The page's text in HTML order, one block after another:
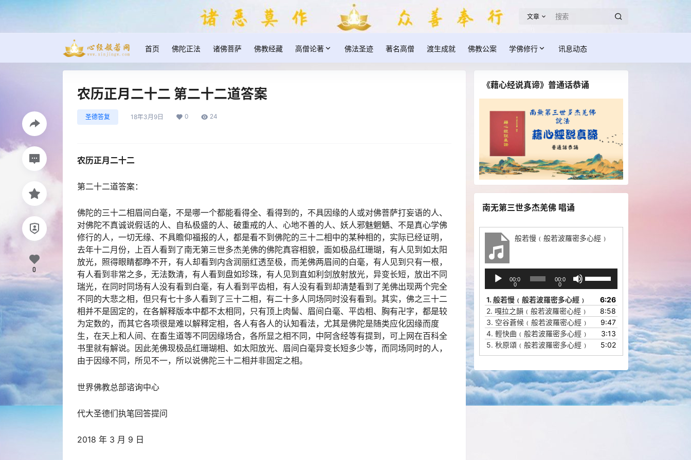
文章
首页 佛陀正法 诸佛菩萨 佛教经藏 高僧论著 佛法圣迹 著名高僧 渡生成就 佛教公案 学佛修行 讯息动态
农历正月二十二 第二十二道答案
圣德答复 18年3月9日 0 24
农历正月二十二
第二十二道答案：
佛陀的三十二相眉间白毫，不是哪一个都能看得全、看得到的，不具因缘的人或对佛菩萨打妄语的人、
对佛陀不真诚说假话的人、自私极盛的人、破重戒的人、心地不善的人、妖人邪魅魍魉、不是真心学佛
修行的人，一切无缘、不具瞻仰福报的人，都是看不到佛陀的三十二相中的某种相的，实际已经证明，
去年十二月份，上百人看到了南无第三世多杰羌佛的佛陀真容相貌，面如极品红珊瑚，有人见到如太阳
放光，照得眼睛都睁不开，有人却看到内含润丽红透至极，而羌佛两眉间的白毫，有人见到只有一根，
有人看到非常之多，无法数清，有人看到盘如珍珠，有人见到直如利剑放射放光，异变长短，放出不同
瑞光，在同时同场有人没有看到白毫，有人看到平齿相，有人没有看到却清楚看到了羌佛出现两个完全
不同的大悲之相，但只有七十多人看到了三十二相，有二十多人同场同时没有看到。其实，佛之三十二
相并不是固定的，在各解释版本中都不太相同，只有顶上肉髻、眉间白毫、平齿相、胸有卍字，都是较
为定数的，而其它各项很是难以解释定相，各人有各人的认知看法，尤其是佛陀是随类应化因缘而度
生，在天上和人间、在畜生道等不同因缘场合，各所显之相不同，中阿含经等有提到，可上网在百科全
书里就有解说。因此羌佛现极品红珊瑚相、如太阳放光、眉间白毫异变长短多少等，而同场同时的人，
由于因缘不同，所见不一，所以说佛陀三十二相并非固定之相。
世界佛教总部谘询中心
代大圣德们执笔回答提问
2018 年 3 月 9 日
0
《藉心经说真谛》普通话恭诵
南无第三世多杰羌佛 唱诵
般若慢﹙般若波羅密多心經﹚
播
放
器
00:0
0
00:0
0
/
下
箭
头
键
增
高
或
降
1. 般若慢﹙般若波羅密多心經﹚
6:26
2. 嘎拉之韻﹙般若波羅密心經﹚
8:58
3. 空谷蒼候﹙般若波羅密心經﹚
9:47
4. 輕快曲﹙般若波羅密多心經﹚
3:13
5. 秋原頌﹙般若波羅密多心經﹚ 5:02